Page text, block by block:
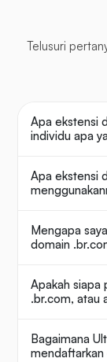
Telusuri
Apa ekstensi
individu apa
Apa ekstensi
Mengapa
domain
Apakah siapa
.br.com, atau
Bagaimana